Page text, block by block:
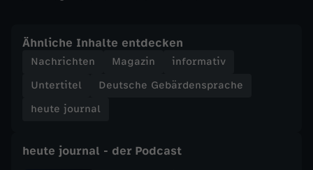
e
j
o
u
Ähnliche Inhalte entdecken
Nachrichten Magazin
informativ
Untertitel
Deutsche Gebärdensprache
heute journal
heute journal - der Podcast